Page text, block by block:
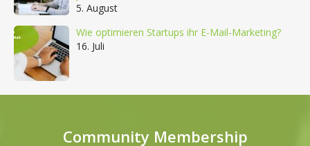
5. August
Wie optimieren Startups ihr E-Mail-Marketing?
16. Juli
Community Membership